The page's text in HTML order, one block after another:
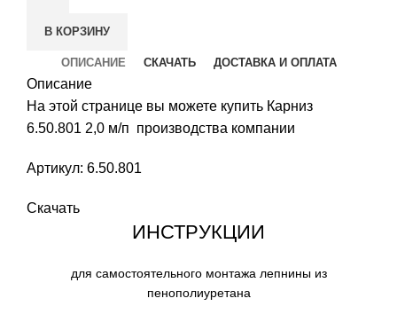
В КОРЗИНУ
ОПИСАНИЕ СКАЧАТЬ ДОСТАВКА И ОПЛАТА
Описание
На этой странице вы можете купить Карниз
6.50.801 2,0 м/п производства компании
Артикул: 6.50.801
Скачать
ИНСТРУКЦИИ
для самостоятельного монтажа лепнины из
пенополиуретана